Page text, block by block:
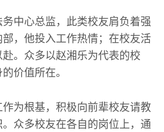
中心总监，此类校友肩负着强
，他投入工作热情；在校友活
。众多以赵湘乐为代表的校
价值所在。
为根基，积极向前辈校友请教
众多校友在各自的岗位上，通